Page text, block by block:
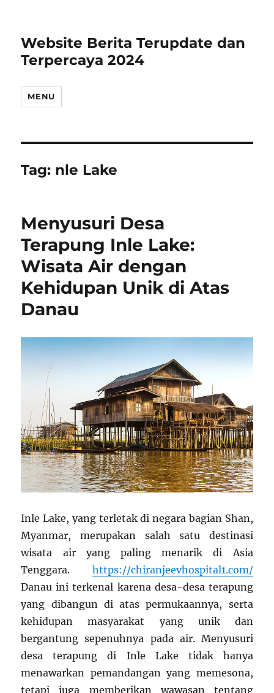
Website Berita Terupdate dan
Terpercaya 2024
MENU
Tag: nle Lake
Menyusuri Desa
Terapung Inle Lake:
Wisata Air dengan
Kehidupan Unik di Atas
Danau
Inle Lake, yang terletak di negara bagian Shan,
Myanmar, merupakan salah satu destinasi
wisata air yang paling menarik di Asia
Tenggara. https://chiranjeevhospital1.com/
Danau ini terkenal karena desa-desa terapung
yang dibangun di atas permukaannya, serta
kehidupan masyarakat yang unik dan
bergantung sepenuhnya pada air. Menyusuri
desa terapung di Inle Lake tidak hanya
menawarkan pemandangan yang memesona,
tetapi juga memberikan wawasan tentang